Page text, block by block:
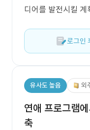
디어를 발전시킬 계
로그인
유사도 높음 외
연애 프로그램
축